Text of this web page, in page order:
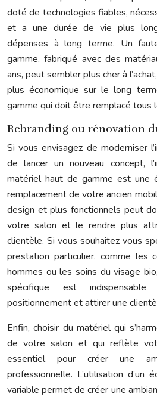
doté de technologies fiables,
et a une durée de vie plus
dépenses à long terme. Un
gamme, fabriqué avec des
ans, peut sembler plus cher à
plus économique sur le long
gamme qui doit être remplacé tous
Rebranding ou rénovation
Si vous envisagez de moderniser
de lancer un nouveau concept,
matériel haut de gamme est une
remplacement de votre ancien
design et plus fonctionnels peut
votre salon et le rendre plus
clientèle. Si vous souhaitez vous
prestation particulier, comme les
hommes ou les soins du visage
spécifique est
positionnement et attirer une
Enfin, choisir du matériel qui
de votre salon et qui reflète
essentiel pour créer une
professionnelle. L’utilisation d’un
variable permet de créer une